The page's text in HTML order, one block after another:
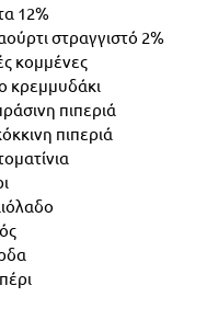
12%
στραγγιστό 2%
κομμένες
κρεμμυδάκι
πιπεριά
πιπεριά